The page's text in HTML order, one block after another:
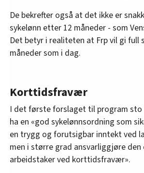
De bekrefter også at det ikke er
sykelønn etter 12 måneder - som
Det betyr i realiteten at Frp vil gi full
måneder som i dag.
Korttidsfravær
I det første forslaget til program
ha en «god sykelønnsordning som
en trygg og forutsigbar inntekt ved
men i større grad ansvarliggjøre den
arbeidstaker ved korttidsfravær».